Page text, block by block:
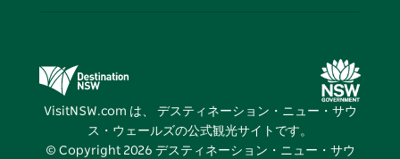
デスティネーション・ニュー・サウス・ウェール
ズメディアセンター
ビビッド・シドニー
VisitNSW.com は、 デスティネーション・ニュー・サウ
ス・ウェールズの公式観光サイトです。
© Copyright 2026 デスティネーション・ニュー・サウ